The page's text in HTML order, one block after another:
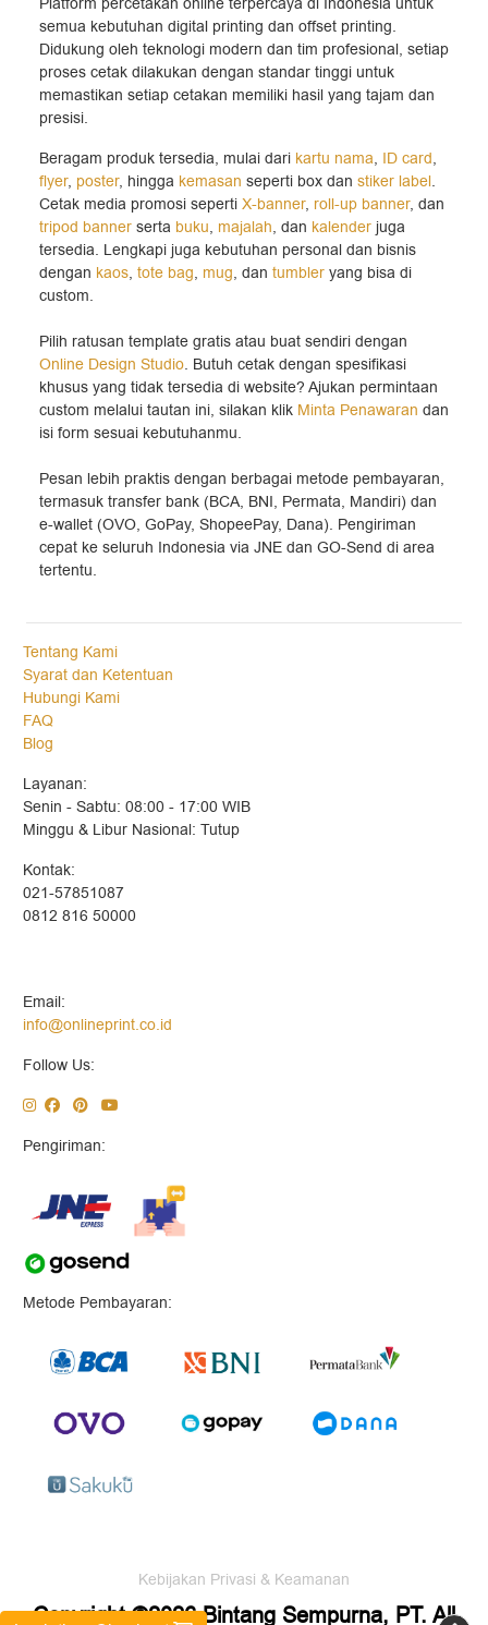
semua kebutuhan digital printing dan offset printing.
Didukung oleh teknologi modern dan tim profesional, setiap
proses cetak dilakukan dengan standar tinggi untuk
memastikan setiap cetakan memiliki hasil yang tajam dan
presisi.
Beragam produk tersedia, mulai dari kartu nama, ID card,
flyer, poster, hingga kemasan seperti box dan stiker label.
Cetak media promosi seperti X-banner, roll-up banner, dan
tripod banner serta buku, majalah, dan kalender juga
tersedia. Lengkapi juga kebutuhan personal dan bisnis
dengan kaos, tote bag, mug, dan tumbler yang bisa di
custom.
Pilih ratusan template gratis atau buat sendiri dengan
Online Design Studio. Butuh cetak dengan spesifikasi
khusus yang tidak tersedia di website? Ajukan permintaan
custom melalui tautan ini, silakan klik Minta Penawaran dan
isi form sesuai kebutuhanmu.
Pesan lebih praktis dengan berbagai metode pembayaran,
termasuk transfer bank (BCA, BNI, Permata, Mandiri) dan
e-wallet (OVO, GoPay, ShopeePay, Dana). Pengiriman
cepat ke seluruh Indonesia via JNE dan GO-Send di area
tertentu.
Tentang Kami
Syarat dan Ketentuan
Hubungi Kami
FAQ
Blog
Layanan:
Senin - Sabtu: 08:00 - 17:00 WIB
Minggu & Libur Nasional: Tutup
Kontak:
021-57851087
0812 816 50000
Email:
info@onlineprint.co.id
Follow Us:
Pengiriman:
Metode Pembayaran:
Kebijakan Privasi & Keamanan
Copyright ©2026 Bintang Sempurna, PT. All